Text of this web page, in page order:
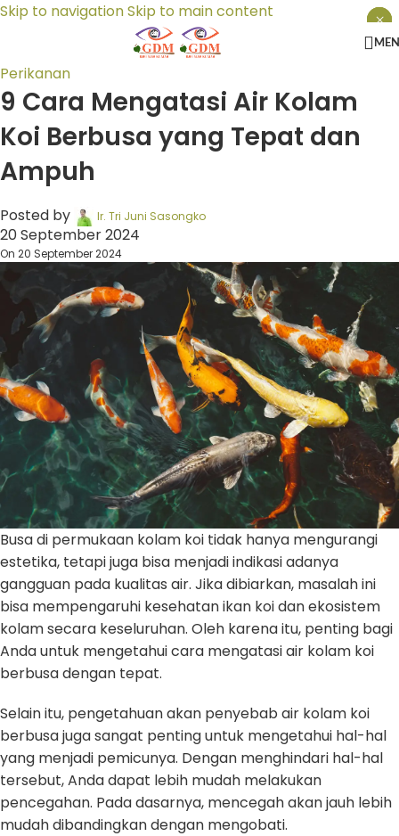
Skip to navigationSkip to main content
Perikanan
9 Cara Mengatasi Air Kolam
Koi Berbusa yang Tepat dan
Ampuh
Posted by Ir. Tri Juni Sasongko
20 September 2024
On 20 September 2024
Busa di permukaan kolam koi tidak hanya mengurangi
estetika, tetapi juga bisa menjadi indikasi adanya
gangguan pada kualitas air. Jika dibiarkan, masalah ini
bisa mempengaruhi kesehatan ikan koi dan ekosistem
kolam secara keseluruhan. Oleh karena itu, penting bagi
Anda untuk mengetahui cara mengatasi air kolam koi
berbusa dengan tepat.
Selain itu, pengetahuan akan penyebab air kolam koi
berbusa juga sangat penting untuk mengetahui hal-hal
yang menjadi pemicunya. Dengan menghindari hal-hal
tersebut, Anda dapat lebih mudah melakukan
pencegahan. Pada dasarnya, mencegah akan jauh lebih
mudah dibandingkan dengan mengobati.
×
×
×